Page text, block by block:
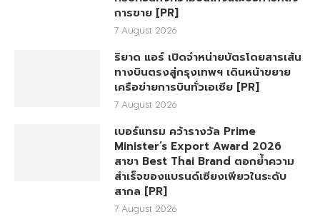
การขาย [PR]
7 August 2026
ริยาด แอร์ เปิดจำหน่ายบัตรโดยสารเส้น
ทางบินตรงสู่กรุงเทพฯ เดินหน้าขยาย
เครือข่ายการบินทั่วเอเชีย [PR]
7 August 2026
เบอร์แทรม คว้ารางวัล Prime
Minister’s Export Award 2026
สาขา Best Thai Brand ตอกย้ำความ
สำเร็จของแบรนด์เซียงเพียวในระดับ
สากล [PR]
7 August 2026